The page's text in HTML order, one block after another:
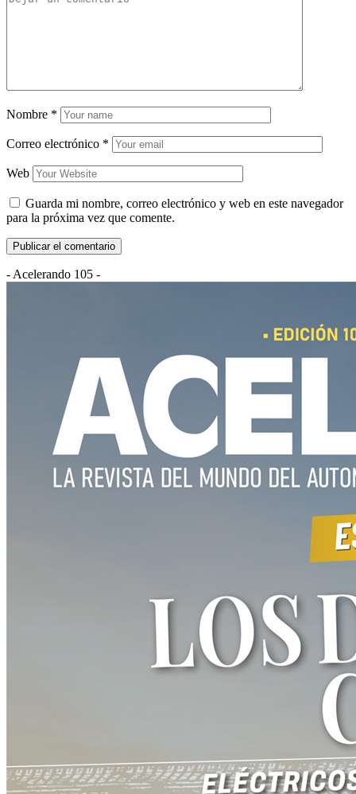
Nombre *
Correo electrónico *
Web
Guarda mi nombre, correo electrónico y web en este navegador
para la próxima vez que comente.
- Acelerando 105 -